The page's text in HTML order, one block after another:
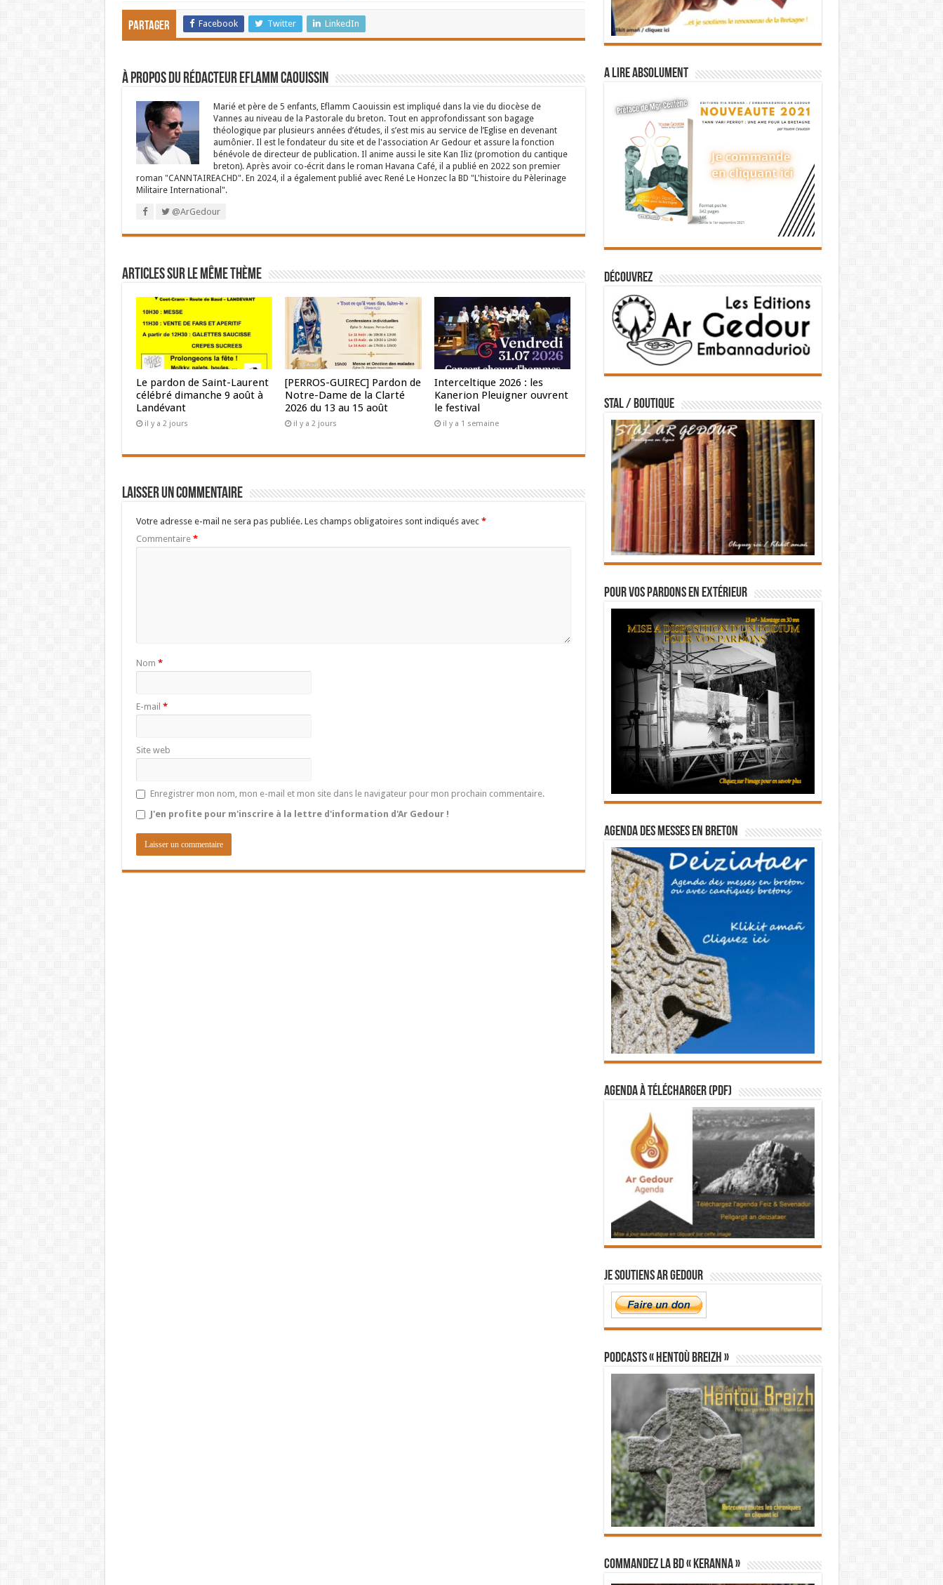
Partager Facebook Twitter LinkedIn
À propos du rédacteur Eflamm Caouissin
Marié et père de 5 enfants, Eflamm Caouissin est impliqué dans la vie du diocèse de
Vannes au niveau de la Pastorale du breton. Tout en approfondissant son bagage
théologique par plusieurs années d’études, il s’est mis au service de l’Eglise en devenant
aumônier. Il est le fondateur du site et de l'association Ar Gedour et assure la fonction
bénévole de directeur de publication. Il anime aussi le site Kan Iliz (promotion du cantique
breton). Après avoir co-écrit dans le roman Havana Café, il a publié en 2022 son premier
roman "CANNTAIREACHD". En 2024, il a également publié avec René Le Honzec la BD "L'histoire du Pèlerinage
Militaire International".
@ArGedour
Articles sur le même thème
Le pardon de Saint-Laurent
célébré dimanche 9 août à
Landévant
il y a 2 jours
[PERROS-GUIREC] Pardon de
Notre-Dame de la Clarté
2026 du 13 au 15 août
il y a 2 jours
Interceltique 2026 : les
Kanerion Pleuigner ouvrent
le festival
il y a 1 semaine
Laisser un commentaire
Votre adresse e-mail ne sera pas publiée. Les champs obligatoires sont indiqués avec *
Commentaire *
Nom *
E-mail *
Site web
Enregistrer mon nom, mon e-mail et mon site dans le navigateur pour mon prochain commentaire.
J'en profite pour m'inscrire à la lettre d'information d'Ar Gedour !
A lire absolument
Découvrez
STAL / BOUTIQUE
Pour vos pardons en extérieur
Agenda des messes en breton
Agenda à télécharger (PDF)
Je soutiens Ar Gedour
PODCASTS « Hentoù Breizh »
Commandez la BD « Keranna »